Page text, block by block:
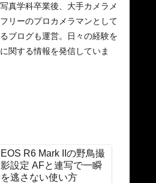
真学科卒業後、大手カメラメ
リーのプロカメラマンとして
ブログも運営。日々の経験を
関する情報を発信していま
EOS R6 Mark IIの野鳥撮
影設定 AFと連写で一瞬
を逃さない使い方